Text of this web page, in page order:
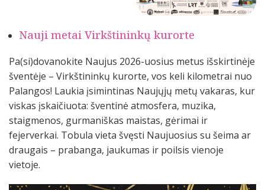
Nauji metai Virkštininkų kurorte
Pa(si)dovanokite Naujus 2026-uosius metus išskirtinėje
šventėje – Virkštininkų kurorte, vos keli kilometrai nuo
Palangos! Laukia įsimintinas Naujųjų metų vakaras, kur
viskas įskaičiuota: šventinė atmosfera, muzika,
staigmenos, gurmaniškas maistas, gėrimai ir
fejerverkai. Tobula vieta švęsti Naujuosius su šeima ar
draugais – prabanga, jaukumas ir poilsis vienoje
vietoje.